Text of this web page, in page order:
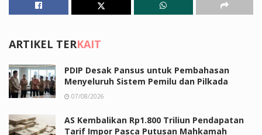
ARTIKEL TERKAIT
PDIP Desak Pansus untuk Pembahasan
Menyeluruh Sistem Pemilu dan Pilkada
07/08/2026
AS Kembalikan Rp1.800 Triliun Pendapatan
Tarif Impor Pasca Putusan Mahkamah